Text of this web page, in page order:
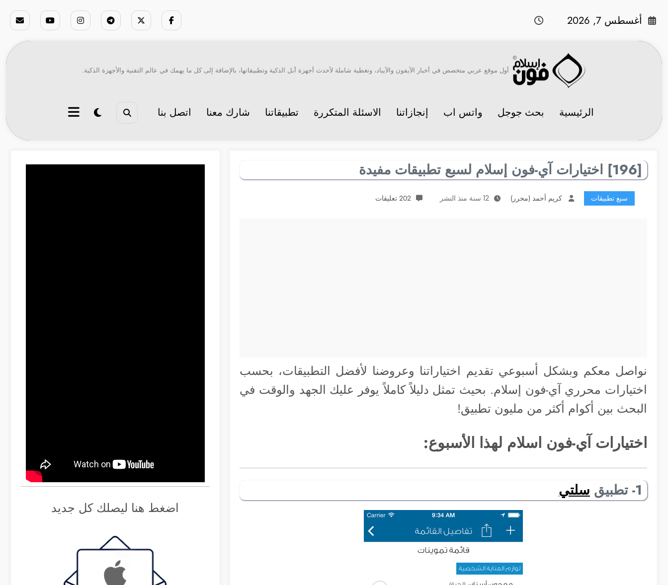
أغسطس 7, 2026
أول موقع عربي متخصص في أخبار الآيفون والآيباد، وتغطية شاملة لأحدث أجهزة أبل الذكية وتطبيقاتها، بالإضافة إلى كل ما يهمك في عالم التقنية والأجهزة الذكية.
الرئيسية بحث جوجل واتس اب إنجازاتنا الاسئلة المتكررة تطبيقاتنا شارك معنا اتصل بنا
[196] اختيارات آي-فون إسلام لسبع تطبيقات مفيدة
سبع تطبيقات كريم أحمد (محرر) 12 سنة منذ النشر 202 تعليقات
نواصل معكم وبشكل أسبوعي تقديم اختياراتنا وعروضنا لأفضل التطبيقات، بحسب
اختيارات محرري آي-فون إسلام. بحيث تمثل دليلاً كاملاً يوفر عليك الجهد والوقت في
البحث بين أكوام أكثر من مليون تطبيق!
اختيارات آي-فون اسلام لهذا الأسبوع:
1- تطبيق سلتي
اضغط هنا ليصلك كل جديد